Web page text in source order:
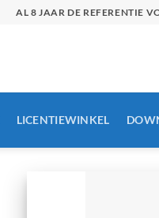
AL 8 JAAR DE REFERENTIE
LICENTIEWINKEL